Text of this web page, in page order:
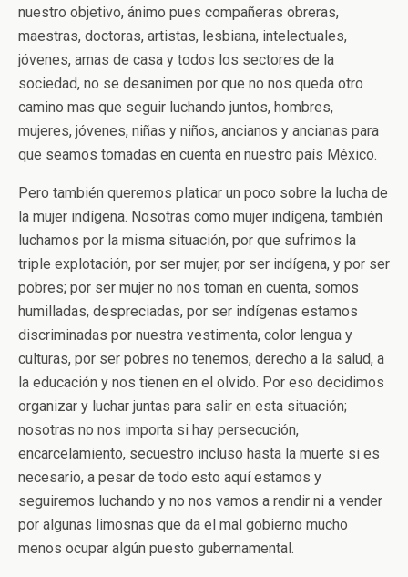
nuestro objetivo, ánimo pues compañeras obreras,
maestras, doctoras, artistas, lesbiana, intelectuales,
jóvenes, amas de casa y todos los sectores de la
sociedad, no se desanimen por que no nos queda otro
camino mas que seguir luchando juntos, hombres,
mujeres, jóvenes, niñas y niños, ancianos y ancianas para
que seamos tomadas en cuenta en nuestro país México.
Pero también queremos platicar un poco sobre la lucha de
la mujer indígena. Nosotras como mujer indígena, también
luchamos por la misma situación, por que sufrimos la
triple explotación, por ser mujer, por ser indígena, y por ser
pobres; por ser mujer no nos toman en cuenta, somos
humilladas, despreciadas, por ser indígenas estamos
discriminadas por nuestra vestimenta, color lengua y
culturas, por ser pobres no tenemos, derecho a la salud, a
la educación y nos tienen en el olvido. Por eso decidimos
organizar y luchar juntas para salir en esta situación;
nosotras no nos importa si hay persecución,
encarcelamiento, secuestro incluso hasta la muerte si es
necesario, a pesar de todo esto aquí estamos y
seguiremos luchando y no nos vamos a rendir ni a vender
por algunas limosnas que da el mal gobierno mucho
menos ocupar algún puesto gubernamental.